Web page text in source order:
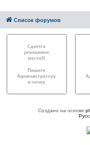
Список форумов
Создано на основе